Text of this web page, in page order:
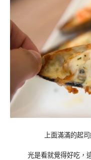
上面滿滿的起
光是看就覺得好吃，